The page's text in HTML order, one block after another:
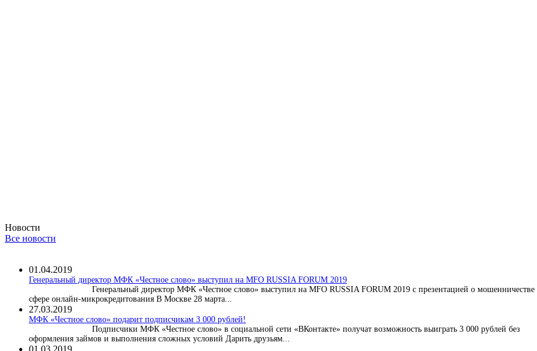
Новости
Все новости
01.04.2019
Генеральный директор МФК «Честное слово» выступил на MFO RUSSIA FORUM 2019
Генеральный директор МФК «Честное слово» выступил на MFO RUSSIA FORUM 2019 с презентацией о мошенничестве
сфере онлайн-микрокредитования В Москве 28 марта...
27.03.2019
МФК «Честное слово» подарит подписчикам 3 000 рублей!
Подписчики МФК «Честное слово» в социальной сети «ВКонтакте» получат возможность выиграть 3 000 рублей без
оформления займов и выполнения сложных условий Дарить друзьям...
01.03.2019